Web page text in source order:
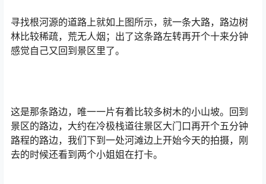
寻找根河源的道路上就如上图所示，就一条大路，路边树
林比较稀疏，荒无人烟；出了这条路左转再开个十来分钟
感觉自己又回到景区里了。
这是那条路边，唯一一片有着比较多树木的小山坡。回到
景区的路边，大约在冷极栈道往景区大门口再开个五分钟
路程的路边，我们下到一处河滩边上开始今天的拍摄，刚
去的时候还看到两个小姐姐在打卡。